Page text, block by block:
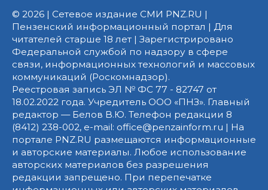
© 2026 | Сетевое издание СМИ PNZ.RU |
Пензенский информационный портал | Для
читателей старше 18 лет | Зарегистрировано
Федеральной службой по надзору в сфере
связи, информационных технологий и массовых
коммуникаций (Роскомнадзор).
Реестровая запись ЭЛ № ФС 77 - 82747 от
18.02.2022 года. Учредитель ООО «ПНЗ». Главный
редактор — Белов В.Ю. Телефон редакции 8
(8412) 238-002, e-mail: office@penzainform.ru | На
портале PNZ.RU размещаются информационные
и авторские материалы. Любое использование
авторских материалов без разрешения
редакции запрещено. При перепечатке